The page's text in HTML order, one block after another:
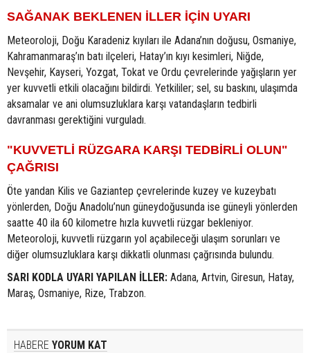
SAĞANAK BEKLENEN İLLER İÇİN UYARI
Meteoroloji, Doğu Karadeniz kıyıları ile Adana’nın doğusu, Osmaniye,
Kahramanmaraş’ın batı ilçeleri, Hatay’ın kıyı kesimleri, Niğde,
Nevşehir, Kayseri, Yozgat, Tokat ve Ordu çevrelerinde yağışların yer
yer kuvvetli etkili olacağını bildirdi. Yetkililer; sel, su baskını, ulaşımda
aksamalar ve ani olumsuzluklara karşı vatandaşların tedbirli
davranması gerektiğini vurguladı.
"KUVVETLİ RÜZGARA KARŞI TEDBİRLİ OLUN"
ÇAĞRISI
Öte yandan Kilis ve Gaziantep çevrelerinde kuzey ve kuzeybatı
yönlerden, Doğu Anadolu’nun güneydoğusunda ise güneyli yönlerden
saatte 40 ila 60 kilometre hızla kuvvetli rüzgar bekleniyor.
Meteoroloji, kuvvetli rüzgarın yol açabileceği ulaşım sorunları ve
diğer olumsuzluklara karşı dikkatli olunması çağrısında bulundu.
SARI KODLA UYARI YAPILAN İLLER: Adana, Artvin, Giresun, Hatay,
Maraş, Osmaniye, Rize, Trabzon.
HABERE YORUM KAT